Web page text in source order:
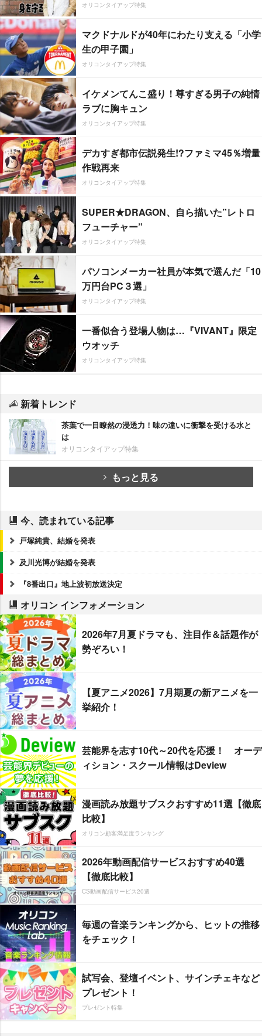
オリコンタイアップ特集
マクドナルドが40年にわたり支える「小学
生の甲子園」
オリコンタイアップ特集
イケメンてんこ盛り！尊すぎる男子の純情
ラブに胸キュン
オリコンタイアップ特集
デカすぎ都市伝説発生!?ファミマ45％増量
作戦再来
オリコンタイアップ特集
SUPER★DRAGON、自ら描いた”レトロ
フューチャー”
オリコンタイアップ特集
パソコンメーカー社員が本気で選んだ「10
万円台PC３選」
オリコンタイアップ特集
一番似合う登場人物は…『VIVANT』限定
ウオッチ
オリコンタイアップ特集
新着トレンド
茶葉で一目瞭然の浸透力！味の違いに衝撃を受ける水と
は
オリコンタイアップ特集
もっと見る
今、読まれている記事
戸塚純貴、結婚を発表
及川光博が結婚を発表
『8番出口』地上波初放送決定
オリコン インフォメーション
2026年7月夏ドラマも、注目作＆話題作が
勢ぞろい！
【夏アニメ2026】7月期夏の新アニメを一
挙紹介！
芸能界を志す10代～20代を応援！ オーデ
ィション・スクール情報はDeview
漫画読み放題サブスクおすすめ11選【徹底
比較】
オリコン顧客満足度ランキング
2026年動画配信サービスおすすめ40選
【徹底比較】
CS動画配信サービス20選
毎週の音楽ランキングから、ヒットの推移
をチェック！
試写会、登壇イベント、サインチェキなど
プレゼント！
プレゼント特集